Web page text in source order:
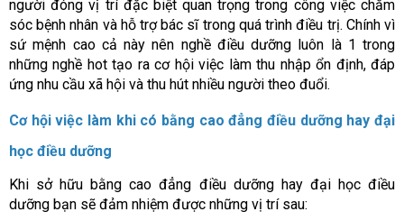
người đóng vị trí đặc biệt quan trọng trong công việc chăm
sóc bệnh nhân và hỗ trợ bác sĩ trong quá trình điều trị. Chính vì
sứ mệnh cao cả này nên nghề điều dưỡng luôn là 1 trong
những nghề hot tạo ra cơ hội việc làm thu nhập ổn định, đáp
ứng nhu cầu xã hội và thu hút nhiều người theo đuổi.
Cơ hội việc làm khi có bằng cao đẳng điều dưỡng hay đại
học điều dưỡng
Khi sở hữu bằng cao đẳng điều dưỡng hay đại học điều
dưỡng bạn sẽ đảm nhiệm được những vị trí sau: